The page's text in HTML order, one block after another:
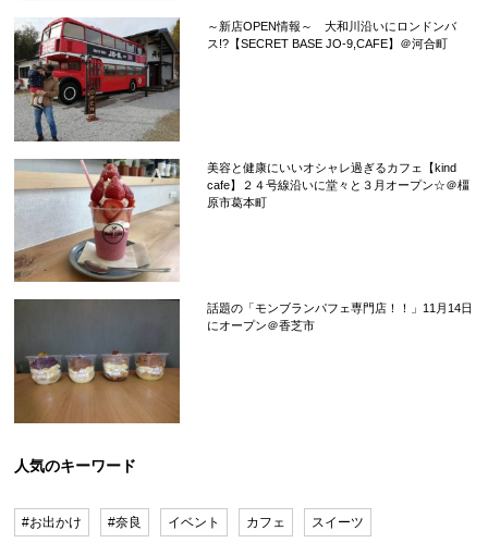
～新店OPEN情報～ 大和川沿いにロンドンバ
ス!?【SECRET BASE JO-9,CAFE】＠河合町
美容と健康にいいオシャレ過ぎるカフェ【kind
cafe】２４号線沿いに堂々と３月オープン☆＠橿
原市葛本町
話題の「モンブランパフェ専門店！！」11月14日
にオープン＠香芝市
人気のキーワード
#お出かけ #奈良 イベント カフェ スイーツ